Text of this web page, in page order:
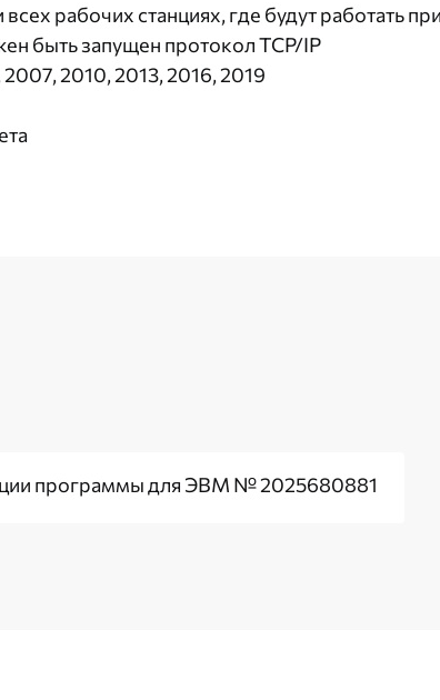
рабочих станциях, где будут работать
быть запущен протокол TCP/IP
2010, 2013, 2016, 2019
программы для ЭВМ № 2025680881